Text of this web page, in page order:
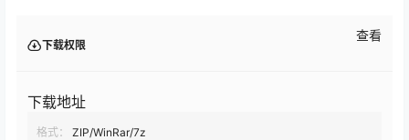
下载权限
查看
下载地址
格式：
ZIP/WinRar/7z